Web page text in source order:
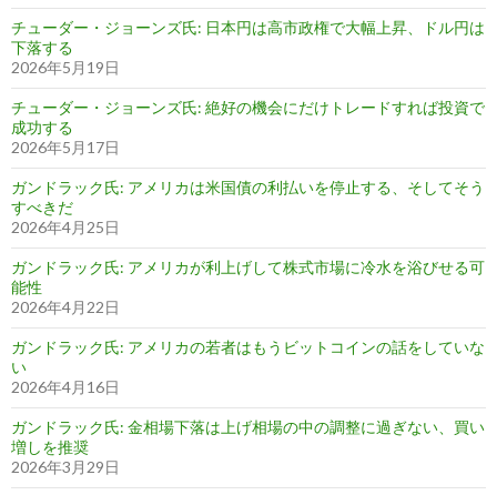
チューダー・ジョーンズ氏: 日本円は高市政権で大幅上昇、ドル円は
下落する
2026年5月19日
チューダー・ジョーンズ氏: 絶好の機会にだけトレードすれば投資で
成功する
2026年5月17日
ガンドラック氏: アメリカは米国債の利払いを停止する、そしてそう
すべきだ
2026年4月25日
ガンドラック氏: アメリカが利上げして株式市場に冷水を浴びせる可
能性
2026年4月22日
ガンドラック氏: アメリカの若者はもうビットコインの話をしていな
い
2026年4月16日
ガンドラック氏: 金相場下落は上げ相場の中の調整に過ぎない、買い
増しを推奨
2026年3月29日